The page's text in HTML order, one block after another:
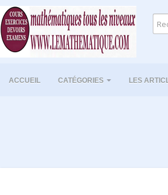
ACCUEIL CATÉGORIES LES